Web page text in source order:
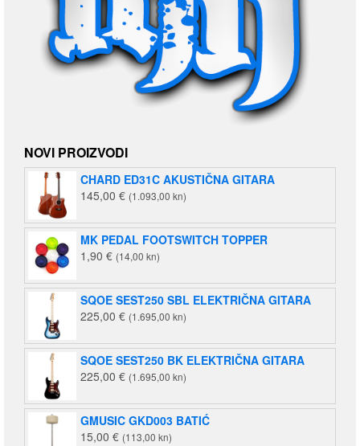
NOVI PROIZVODI
CHARD ED31C AKUSTIČNA GITARA
145,00 € (1.093,00 kn)
MK PEDAL FOOTSWITCH TOPPER
1,90 € (14,00 kn)
SQOE SEST250 SBL ELEKTRIČNA GITARA
225,00 € (1.695,00 kn)
SQOE SEST250 BK ELEKTRIČNA GITARA
225,00 € (1.695,00 kn)
GMUSIC GKD003 BATIĆ
15,00 € (113,00 kn)